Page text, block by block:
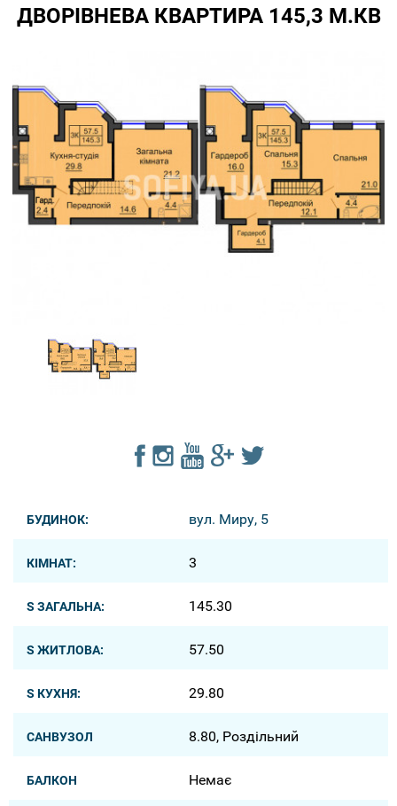
ДВОРІВНЕВА КВАРТИРА 145,3 М.КВ
БУДИНОК: вул. Миру, 5
КІМНАТ: 3
S ЗАГАЛЬНА: 145.30
S ЖИТЛОВА: 57.50
S КУХНЯ: 29.80
САНВУЗОЛ 8.80, Роздільний
БАЛКОН Немає